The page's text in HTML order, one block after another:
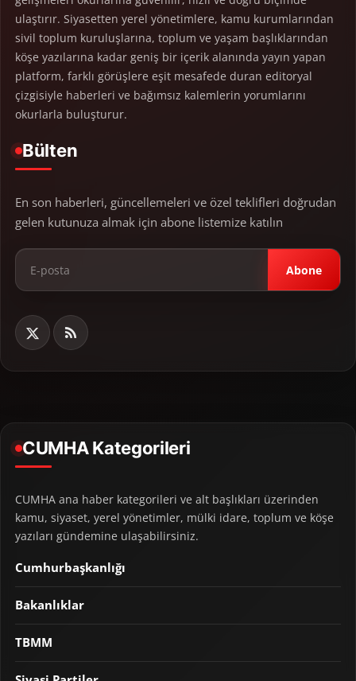
ulaştırır. Siyasetten yerel yönetimlere, kamu kurumlarından
sivil toplum kuruluşlarına, toplum ve yaşam başlıklarından
köşe yazılarına kadar geniş bir içerik alanında yayın yapan
platform, farklı görüşlere eşit mesafede duran editoryal
çizgisiyle haberleri ve bağımsız kalemlerin yorumlarını
okurlarla buluşturur.
Bülten
En son haberleri, güncellemeleri ve özel teklifleri doğrudan
gelen kutunuza almak için abone listemize katılın
Abone
CUMHA Kategorileri
CUMHA ana haber kategorileri ve alt başlıkları üzerinden
kamu, siyaset, yerel yönetimler, mülki idare, toplum ve köşe
yazıları gündemine ulaşabilirsiniz.
Cumhurbaşkanlığı
Bakanlıklar
TBMM